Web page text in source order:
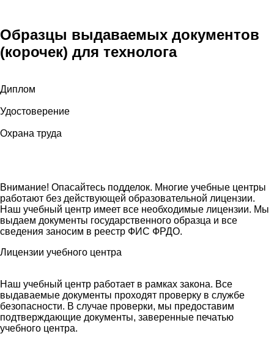
Образцы выдаваемых документов
(корочек) для технолога
Диплом
Удостоверение
Охрана труда
Внимание! Опасайтесь подделок. Многие учебные центры
работают без действующей образовательной лицензии.
Наш учебный центр имеет все необходимые лицензии. Мы
выдаем документы государственного образца и все
сведения заносим в реестр ФИС ФРДО.
Лицензии учебного центра
Наш учебный центр работает в рамках закона. Все
выдаваемые документы проходят проверку в службе
безопасности. В случае проверки, мы предоставим
подтверждающие документы, заверенные печатью
учебного центра.